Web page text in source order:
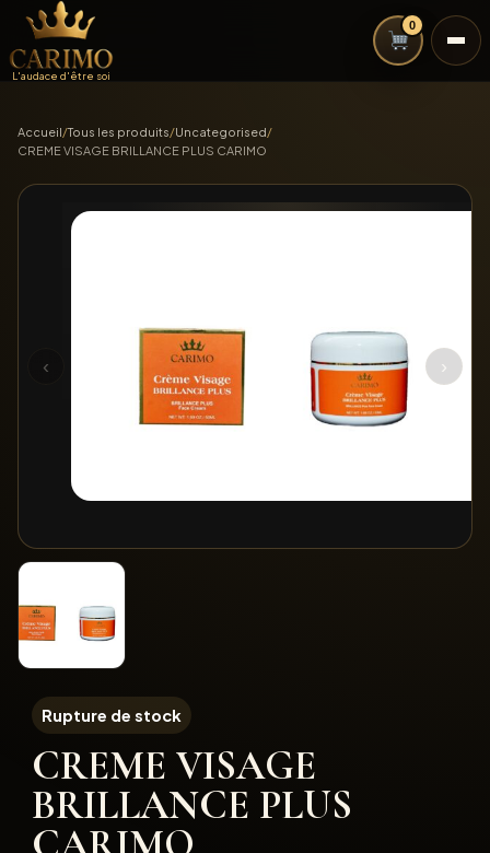
L'audace d'être soi
0
Accueil/Tous les produits/Uncategorised/
CREME VISAGE BRILLANCE PLUS CARIMO
‹ ›
CREME VISAGE
BRILLANCE PLUS
Rupture de stock